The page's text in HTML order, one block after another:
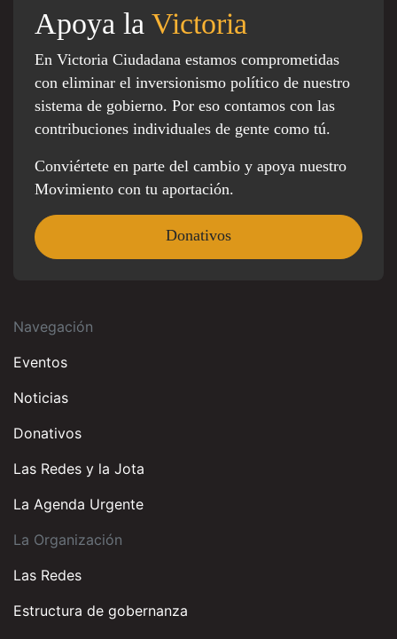
Apoya la Victoria
En Victoria Ciudadana estamos comprometidas
con eliminar el inversionismo político de nuestro
sistema de gobierno. Por eso contamos con las
contribuciones individuales de gente como tú.
Conviértete en parte del cambio y apoya nuestro
Movimiento con tu aportación.
Donativos
Navegación
Eventos
Noticias
Donativos
Las Redes y la Jota
La Agenda Urgente
La Organización
Las Redes
Estructura de gobernanza